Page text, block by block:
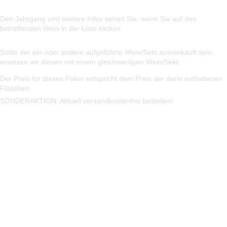
Den Jahrgang und weitere Infos sehen Sie, wenn Sie auf den
betreffenden Wein in der Liste klicken.
Sollte der ein oder andere aufgeführte Wein/Sekt ausverkauft sein,
ersetzen wir diesen mit einem gleichwertigen Wein/Sekt.
Der Preis für dieses Paket entspricht dem Preis der darin enthaltenen
Flaschen.
SONDERAKTION: Aktuell versandkostenfrei bestellen!